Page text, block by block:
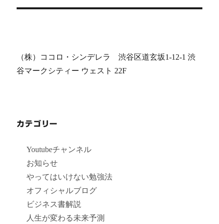
ン
（株）ココロ・シンデレラ 渋谷区道玄坂1-12-1 渋
谷マークシティー ウェスト 22F
カテゴリー
Youtubeチャンネル
お知らせ
やってはいけない勉強法
オフィシャルブログ
ビジネス書解説
人生が変わる未来予測